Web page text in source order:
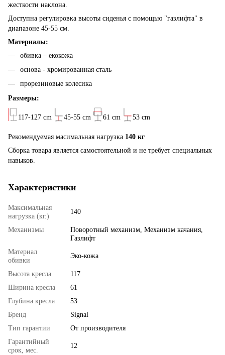
жесткости наклона.
Доступна регулировка высоты сиденья с помощью "газлифта" в
диапазоне 45-55 см.
Материалы:
обивка – екокожа
основа - хромированная сталь
прорезиновые колесика
Размеры:
117-127 cm 45-55 cm 61 cm 53 cm
Рекомендуемая масимальная нагрузка 140 кг
Сборка товара является самостоятельной и не требует специальных
навыков.
Характеристики
Максимальная
нагрузка (кг.)
140
Механизмы
Поворотный механизм, Механизм качания,
Газлифт
Материал
обивки
Эко-кожа
Высота кресла
117
Ширина кресла
61
Глубина кресла
53
Бренд
Signal
Тип гарантии
От производителя
Гарантийный
срок, мес.
12